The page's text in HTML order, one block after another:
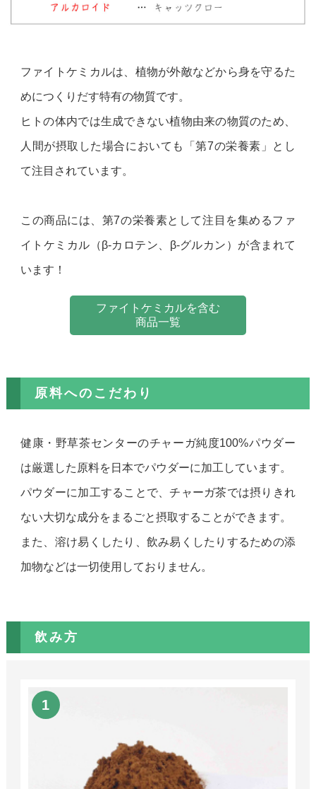
ファイトケミカルは、植物が外敵などから身を守るた
めにつくりだす特有の物質です。
ヒトの体内では生成できない植物由来の物質のため、
人間が摂取した場合においても「第7の栄養素」とし
て注目されています。
この商品には、第7の栄養素として注目を集めるファ
イトケミカル（β-カロテン、β-グルカン）が含まれて
います！
ファイトケミカルを含む
商品一覧
原料へのこだわり
健康・野草茶センターのチャーガ純度100%パウダー
は厳選した原料を日本でパウダーに加工しています。
パウダーに加工することで、チャーガ茶では摂りきれ
ない大切な成分をまるごと摂取することができます。
また、溶け易くしたり、飲み易くしたりするための添
加物などは一切使用しておりません。
飲み方